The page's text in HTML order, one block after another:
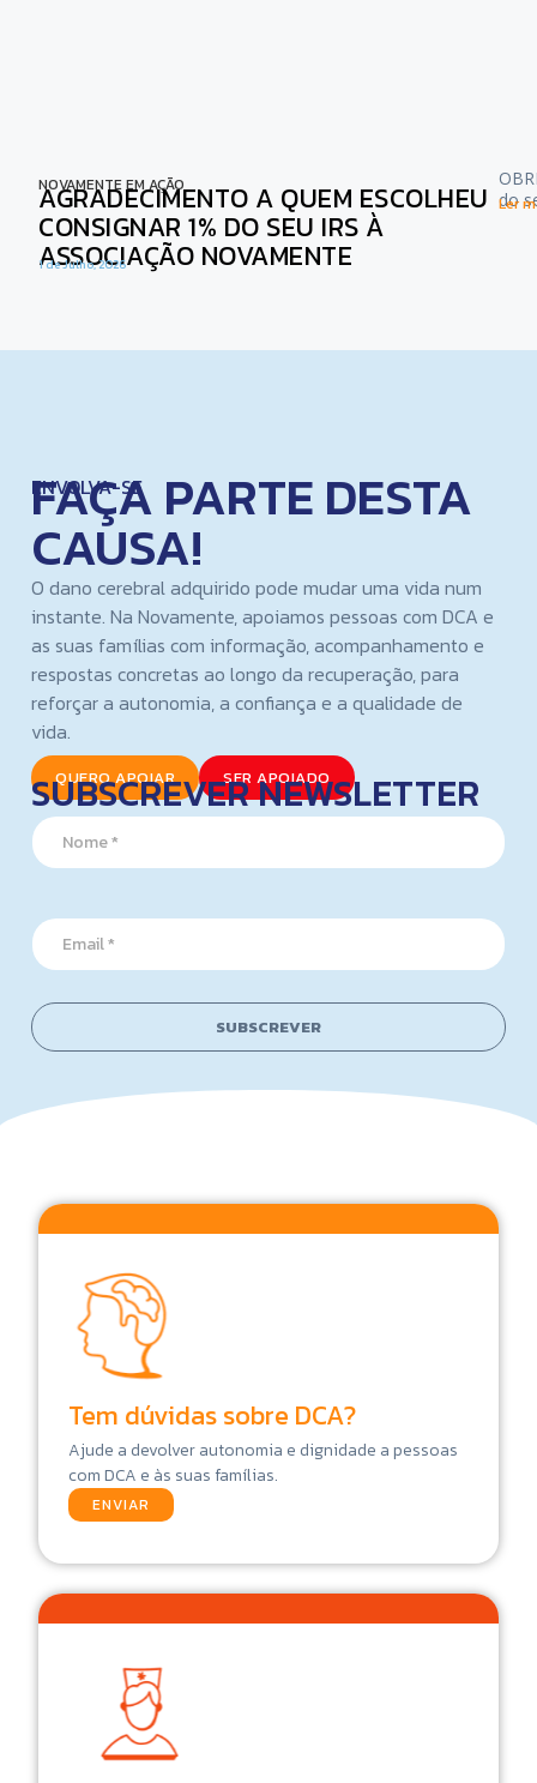
NOVAMENTE EM AÇÃO
AGRADECIMENTO A QUEM ESCOLHEU
CONSIGNAR 1% DO SEU IRS À
ASSOCIAÇÃO NOVAMENTE
1 de Julho, 2026
do
Ler
ENVOLVA-SE
FAÇA PARTE DESTA
CAUSA!
O dano cerebral adquirido pode mudar uma vida num
instante. Na Novamente, apoiamos pessoas com DCA e
as suas famílias com informação, acompanhamento e
respostas concretas ao longo da recuperação, para
reforçar a autonomia, a confiança e a qualidade de
vida.
QUERO APOIAR SER APOIADO
SUBSCREVER NEWSLETTER
N
a
m
a
m
e
N
a
m
E
m
a
l
*
SUBSCREVER
Tem dúvidas sobre DCA?
Ajude a devolver autonomia e dignidade a pessoas
com DCA e às suas famílias.
ENVIAR